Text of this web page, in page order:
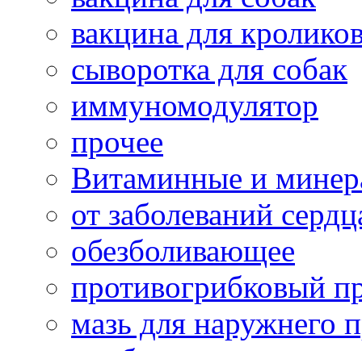
вакцина для
сыворотка для собак
иммуномодулятор
прочее
Витаминные и
от заболеваний
обезболивающее
противогрибковый
мазь для наружнего